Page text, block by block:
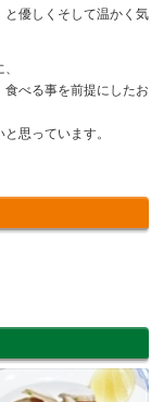
と優しくそして温かく気
べる事を前提にしたお
思っています。